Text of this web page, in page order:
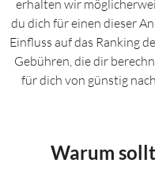
erhalten wir
du dich für einen dieser
Einfluss auf das Ranking
Gebühren, die dir
für dich von günstig
Warum